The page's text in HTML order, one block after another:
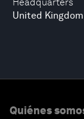
United Kingdom
Quiénes